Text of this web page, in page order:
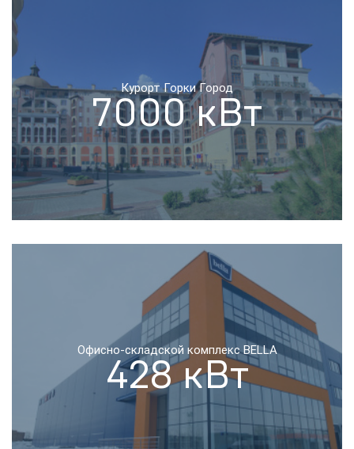
Курорт Горки Город
7000 кВт
Офисно-складской комплекс BELLA
428 кВт